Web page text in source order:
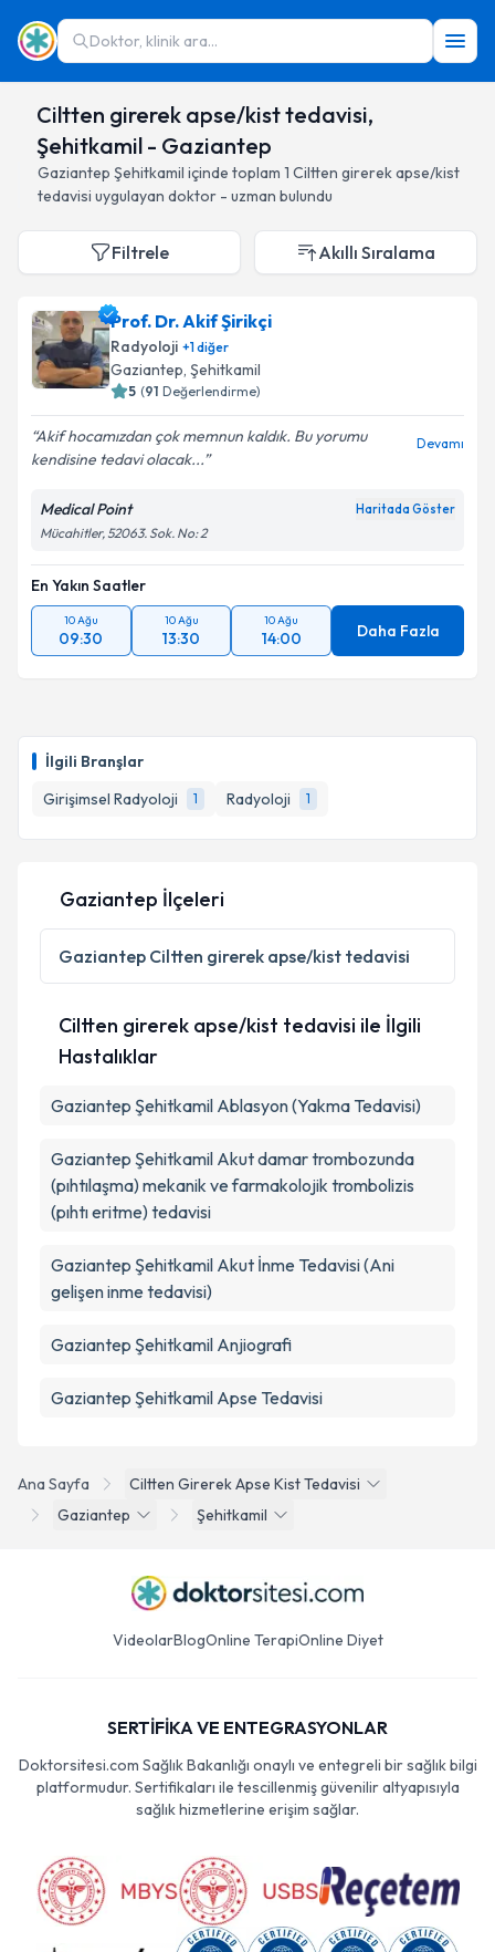
Doktor, klinik ara...
Ciltten girerek apse/kist tedavisi,
Şehitkamil - Gaziantep
Gaziantep Şehitkamil içinde toplam 1 Ciltten girerek apse/kist
tedavisi uygulayan doktor - uzman bulundu
İlgili Branşlar
Girişimsel Radyoloji
1 Radyoloji 1
Filtrele Akıllı Sıralama
Prof. Dr. Akif Şirikçi
Radyoloji +1diğer
Gaziantep, Şehitkamil
5 (91 Değerlendirme)
Akif hocamızdan çok memnun kaldık. Bu yorumu
kendisine tedavi olacak...
Devamı
Medical Point Haritada Göster
Mücahitler, 52063. Sok. No: 2
En Yakın Saatler
10 Ağu
09:30
10 Ağu
13:30
10 Ağu
14:00 Daha Fazla
Ana Sayfa
Ciltten Girerek Apse Kist Tedavisi
Gaziantep
Şehitkamil
Gaziantep İlçeleri
Gaziantep Ciltten girerek apse/kist tedavisi
Ciltten girerek apse/kist tedavisi ile İlgili
Hastalıklar
Gaziantep Şehitkamil Ablasyon (Yakma Tedavisi)
Gaziantep Şehitkamil Akut damar trombozunda
(pıhtılaşma) mekanik ve farmakolojik trombolizis
(pıhtı eritme) tedavisi
Gaziantep Şehitkamil Akut İnme Tedavisi (Ani
gelişen inme tedavisi)
Gaziantep Şehitkamil Anjiografi
Gaziantep Şehitkamil Apse Tedavisi
VideolarBlogOnline TerapiOnline Diyet
SERTİFİKA VE ENTEGRASYONLAR
Doktorsitesi.com Sağlık Bakanlığı onaylı ve entegreli bir sağlık bilgi
platformudur. Sertifikaları ile tescillenmiş güvenilir altyapısıyla
sağlık hizmetlerine erişim sağlar.